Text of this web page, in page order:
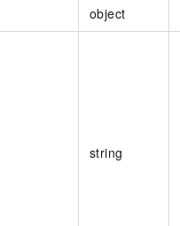
object
string